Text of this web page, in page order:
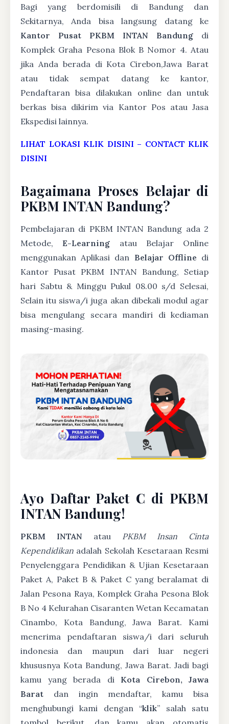
Bagi yang berdomisili di Bandung dan
Sekitarnya, Anda bisa langsung datang ke
Kantor Pusat PKBM INTAN Bandung di
Komplek Graha Pesona Blok B Nomor 4. Atau
jika Anda berada di Kota Cirebon,Jawa Barat
atau tidak sempat datang ke kantor,
Pendaftaran bisa dilakukan online dan untuk
berkas bisa dikirim via Kantor Pos atau Jasa
Ekspedisi lainnya.
LIHAT LOKASI KLIK DISINI – CONTACT KLIK
DISINI
Bagaimana Proses Belajar di
PKBM INTAN Bandung?
Pembelajaran di PKBM INTAN Bandung ada 2
Metode,E-Learning atau Belajar Online
menggunakan Aplikasi dan Belajar Offline di
Kantor Pusat PKBM INTAN Bandung, Setiap
hari Sabtu & Minggu Pukul 08.00 s/d Selesai,
Selain itu siswa/i juga akan dibekali modul agar
bisa mengulang secara mandiri di kediaman
masing-masing.
Ayo Daftar Paket C di PKBM
INTAN Bandung!
PKBM INTAN atau PKBM Insan Cinta
Kependidikan adalah Sekolah Kesetaraan Resmi
Penyelenggara Pendidikan & Ujian Kesetaraan
Paket A, Paket B & Paket C yang beralamat di
Jalan Pesona Raya, Komplek Graha Pesona Blok
B No 4 Kelurahan Cisaranten Wetan Kecamatan
Cinambo, Kota Bandung, Jawa Barat. Kami
menerima pendaftaran siswa/i dari seluruh
indonesia dan maupun dari luar negeri
khususnya Kota Bandung, Jawa Barat. Jadi bagi
kamu yang berada di Kota Cirebon, Jawa
Barat dan ingin mendaftar, kamu bisa
menghubungi kami dengan “klik” salah satu